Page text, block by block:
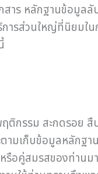
สาร หลักฐานข้อมูล
การส่วนใหญ่ที่นิยมใ
ติกรรม สะกดรอย สื
ตามเก็บข้อมูลหลักฐ
รือคู่สมรสของท่านม